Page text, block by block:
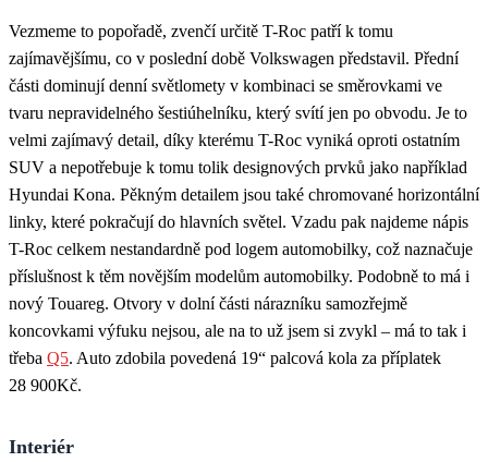
Vezmeme to popořadě, zvenčí určitě T-Roc patří k tomu
zajímavějšímu, co v poslední době Volkswagen představil. Přední
části dominují denní světlomety v kombinaci se směrovkami ve
tvaru nepravidelného šestiúhelníku, který svítí jen po obvodu. Je to
velmi zajímavý detail, díky kterému T-Roc vyniká oproti ostatním
SUV a nepotřebuje k tomu tolik designových prvků jako například
Hyundai Kona. Pěkným detailem jsou také chromované horizontální
linky, které pokračují do hlavních světel. Vzadu pak najdeme nápis
T-Roc celkem nestandardně pod logem automobilky, což naznačuje
příslušnost k těm novějším modelům automobilky. Podobně to má i
nový Touareg. Otvory v dolní části nárazníku samozřejmě
koncovkami výfuku nejsou, ale na to už jsem si zvykl – má to tak i
třeba Q5. Auto zdobila povedená 19“ palcová kola za příplatek
28 900Kč.
Interiér